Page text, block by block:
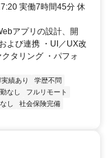
実働7時間45分 休
アプリの設計、開
よび連携 ・UI／UX改
タリング ・パフォ
績あり
学歴不問
なし
フルリモート
し
社会保険完備